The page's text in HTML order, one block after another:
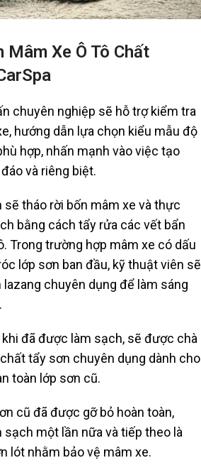
Mâm Xe Ô Tô Chất
chuyên nghiệp sẽ hỗ trợ kiểm tra
hướng dẫn lựa chọn kiểu mẫu độ
hợp, nhấn mạnh vào việc tạo
và riêng biệt.
sẽ tháo rời bốn mâm xe và thực
bằng cách tẩy rửa các vết bẩn
Trong trường hợp mâm xe có dấu
lớp sơn ban đầu, kỹ thuật viên sẽ
chuyên dụng để làm sáng
khi đã được làm sạch, sẽ được chà
tẩy sơn chuyên dụng dành cho
toàn lớp sơn cũ.
cũ đã được gỡ bỏ hoàn toàn,
một lần nữa và tiếp theo là
lót nhằm bảo vệ mâm xe.